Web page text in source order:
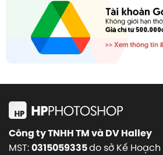
Công ty TNHH TM và DV Halley
MST:0315059335do sở Kế Hoạch